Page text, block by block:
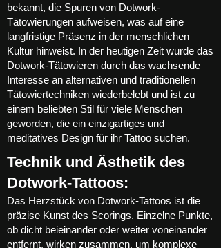
bekannt, die Spuren von Dotwork-
Tätowierungen aufweisen, was auf eine
langfristige Präsenz in der menschlichen
Kultur hinweist. In der heutigen Zeit wurde das
Dotwork-Tätowieren durch das wachsende
Interesse an alternativen und traditionellen
Tätowiertechniken wiederbelebt und ist zu
einem beliebten Stil für viele Menschen
geworden, die ein einzigartiges und
meditatives Design für ihr Tattoo suchen.
Technik und Ästhetik des
Dotwork-Tattoos:
Das Herzstück von Dotwork-Tattoos ist die
präzise Kunst des Scorings. Einzelne Punkte,
ob dicht beieinander oder weiter voneinander
entfernt, wirken zusammen, um komplexe